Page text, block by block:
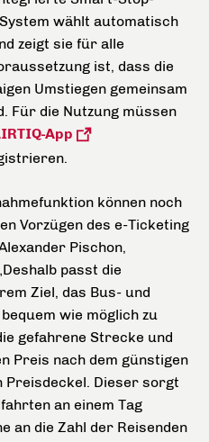
wählt automatisch
zeigt sie für alle
ist, dass die
Umstiegen gemeinsam
Für die Nutzung müssen
App
können noch
Vorzügen des e-Ticketing
Pischon,
passt die
Ziel, das Bus- und
wie möglich zu
gefahrene Strecke und
Preis nach dem günstigen
Preisdeckel. Dieser sorgt
an einem Tag
an die Zahl der Reisenden